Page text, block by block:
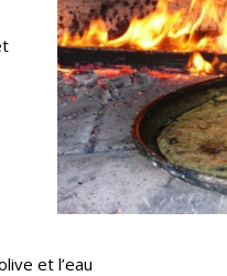
et l’eau